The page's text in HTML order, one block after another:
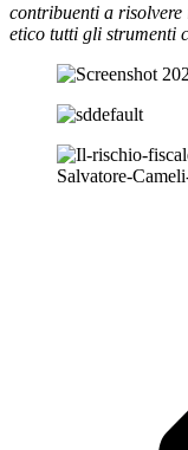
contribuenti a
etico tutti gli strumenti